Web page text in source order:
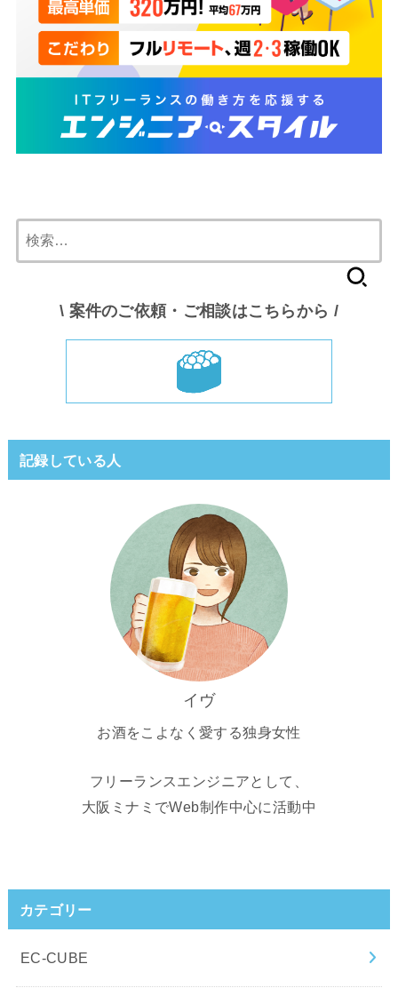
索:
\ 案件のご依頼・ご相談はこちらから /
記録している人
イヴ
お酒をこよなく愛する独身女性
フリーランスエンジニアとして、
大阪ミナミでWeb制作中心に活動中
カテゴリー
EC-CUBE